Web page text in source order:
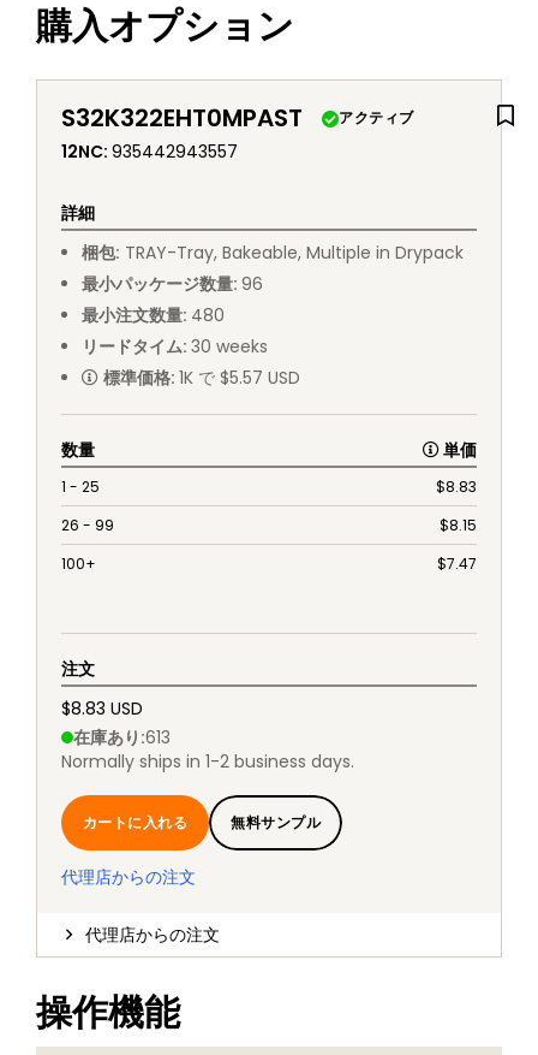
購入オプション
S32K322EHT0MPAST アクティブ
12NC: 935442943557
詳細
梱包: TRAY-Tray, Bakeable, Multiple in Drypack
最小パッケージ数量: 96
最小注文数量: 480
リードタイム: 30 weeks
標準価格: 1K で $5.57 USD
数量 単価
1 - 25 $8.83
26 - 99
$8.15
100+
$7.47
注文
$8.83 USD
在庫あり :613
Normally ships in 1-2 business days.
カートに入れる 無料サンプル
代理店からの注文
代理店からの注文
操作機能